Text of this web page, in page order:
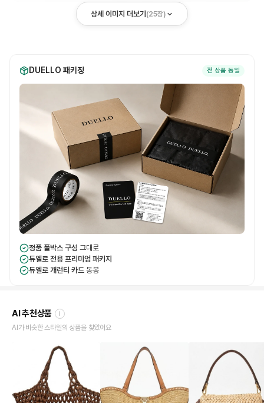
상세 이미지 더보기 (25장)
DUELLO 패키징 전 상품 동일
정품 풀박스 구성 그대로
듀엘로 전용 프리미엄 패키지
듀엘로 개런티 카드 동봉
AI 추천상품 i
AI가 비슷한 스타일의 상품을 찾았어요